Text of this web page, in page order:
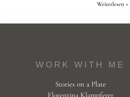
Weiterlesen »
WORK WITH ME
Stories on a Plate
Florentina Klampferer